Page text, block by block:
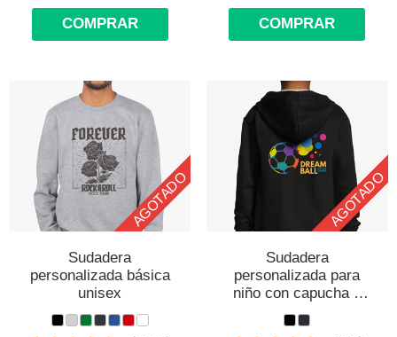
COMPRAR COMPRAR
AGOTADO
Sudadera
personalizada básica
unisex
AGOTADO
Sudadera
personalizada para
niño con capucha y
cremallera